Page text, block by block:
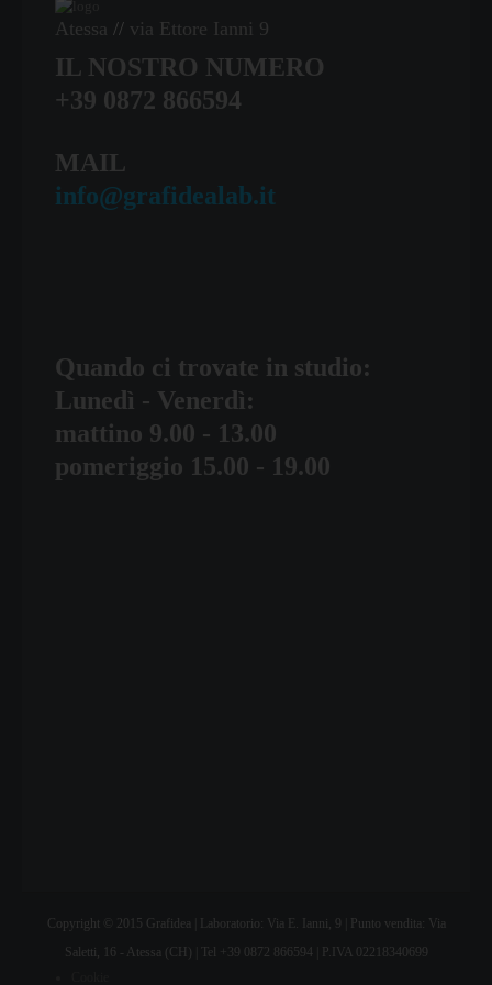
Atessa // via Ettore Ianni 9
IL NOSTRO NUMERO
+39 0872 866594
MAIL
info@grafidealab.it
Quando ci trovate in studio:
Lunedì - Venerdì:
mattino 9.00 - 13.00
pomeriggio 15.00 - 19.00
Copyright © 2015 Grafidea | Laboratorio: Via E. Ianni, 9 | Punto vendita: Via
Saletti, 16 - Atessa (CH) | Tel +39 0872 866594 | P.IVA 02218340699